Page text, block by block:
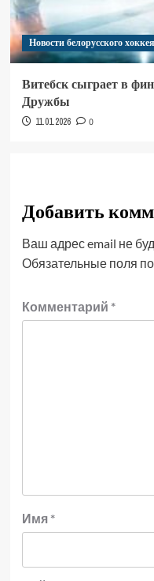
Новости белорусского хоккея
Витебск сыграет в
Дружбы
11.01.2026 0
Добавить
Ваш адрес email не
Обязательные поля
Комментарий *
Имя *